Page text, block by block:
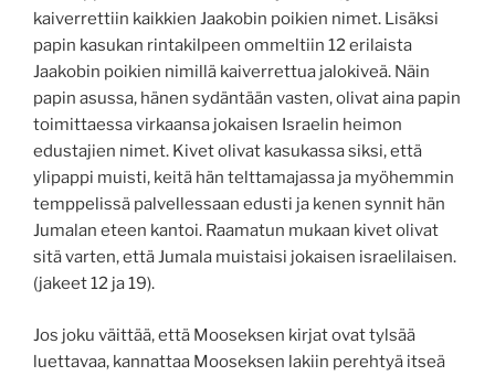
kaiverrettiin kaikkien Jaakobin poikien nimet. Lisäksi
papin kasukan rintakilpeen ommeltiin 12 erilaista
Jaakobin poikien nimillä kaiverrettua jalokiveä. Näin
papin asussa, hänen sydäntään vasten, olivat aina papin
toimittaessa virkaansa jokaisen Israelin heimon
edustajien nimet. Kivet olivat kasukassa siksi, että
ylipappi muisti, keitä hän telttamajassa ja myöhemmin
temppelissä palvellessaan edusti ja kenen synnit hän
Jumalan eteen kantoi. Raamatun mukaan kivet olivat
sitä varten, että Jumala muistaisi jokaisen israelilaisen.
(jakeet 12 ja 19).
Jos joku väittää, että Mooseksen kirjat ovat tylsää
luettavaa, kannattaa Mooseksen lakiin perehtyä itseä